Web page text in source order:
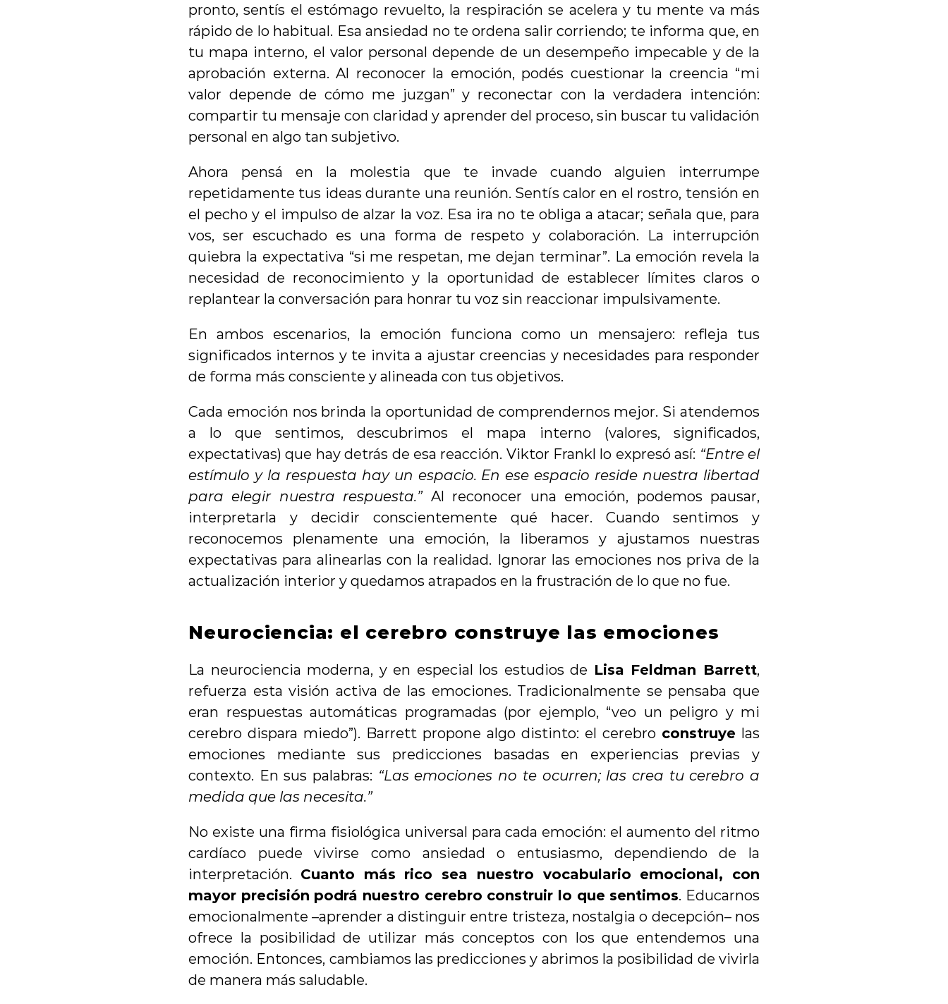
pronto, sentís el estómago revuelto, la respiración se acelera y tu mente va más
rápido de lo habitual. Esa ansiedad no te ordena salir corriendo; te informa que, en
tu mapa interno, el valor personal depende de un desempeño impecable y de la
aprobación externa. Al reconocer la emoción, podés cuestionar la creencia “mi
valor depende de cómo me juzgan” y reconectar con la verdadera intención:
compartir tu mensaje con claridad y aprender del proceso, sin buscar tu validación
personal en algo tan subjetivo.
Ahora pensá en la molestia que te invade cuando alguien interrumpe
repetidamente tus ideas durante una reunión. Sentís calor en el rostro, tensión en
el pecho y el impulso de alzar la voz. Esa ira no te obliga a atacar; señala que, para
vos, ser escuchado es una forma de respeto y colaboración. La interrupción
quiebra la expectativa “si me respetan, me dejan terminar”. La emoción revela la
necesidad de reconocimiento y la oportunidad de establecer límites claros o
replantear la conversación para honrar tu voz sin reaccionar impulsivamente.
En ambos escenarios, la emoción funciona como un mensajero: refleja tus
significados internos y te invita a ajustar creencias y necesidades para responder
de forma más consciente y alineada con tus objetivos.
Cada emoción nos brinda la oportunidad de comprendernos mejor. Si atendemos
a lo que sentimos, descubrimos el mapa interno (valores, significados,
expectativas) que hay detrás de esa reacción. Viktor Frankl lo expresó así: “Entre el
estímulo y la respuesta hay un espacio. En ese espacio reside nuestra libertad
para elegir nuestra respuesta.” Al reconocer una emoción, podemos pausar,
interpretarla y decidir conscientemente qué hacer. Cuando sentimos y
reconocemos plenamente una emoción, la liberamos y ajustamos nuestras
expectativas para alinearlas con la realidad. Ignorar las emociones nos priva de la
actualización interior y quedamos atrapados en la frustración de lo que no fue.
Neurociencia: el cerebro construye las emociones
La neurociencia moderna, y en especial los estudios de Lisa Feldman Barrett,
refuerza esta visión activa de las emociones. Tradicionalmente se pensaba que
eran respuestas automáticas programadas (por ejemplo, “veo un peligro y mi
cerebro dispara miedo”). Barrett propone algo distinto: el cerebro construye las
emociones mediante sus predicciones basadas en experiencias previas y
contexto. En sus palabras: “Las emociones no te ocurren; las crea tu cerebro a
medida que las necesita.”
No existe una firma fisiológica universal para cada emoción: el aumento del ritmo
cardíaco puede vivirse como ansiedad o entusiasmo, dependiendo de la
interpretación. Cuanto más rico sea nuestro vocabulario emocional, con
mayor precisión podrá nuestro cerebro construir lo que sentimos. Educarnos
emocionalmente –aprender a distinguir entre tristeza, nostalgia o decepción– nos
ofrece la posibilidad de utilizar más conceptos con los que entendemos una
emoción. Entonces, cambiamos las predicciones y abrimos la posibilidad de vivirla
de manera más saludable.